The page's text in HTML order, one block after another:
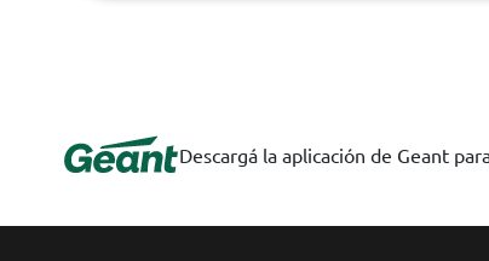
Descargá la aplicación de Geant